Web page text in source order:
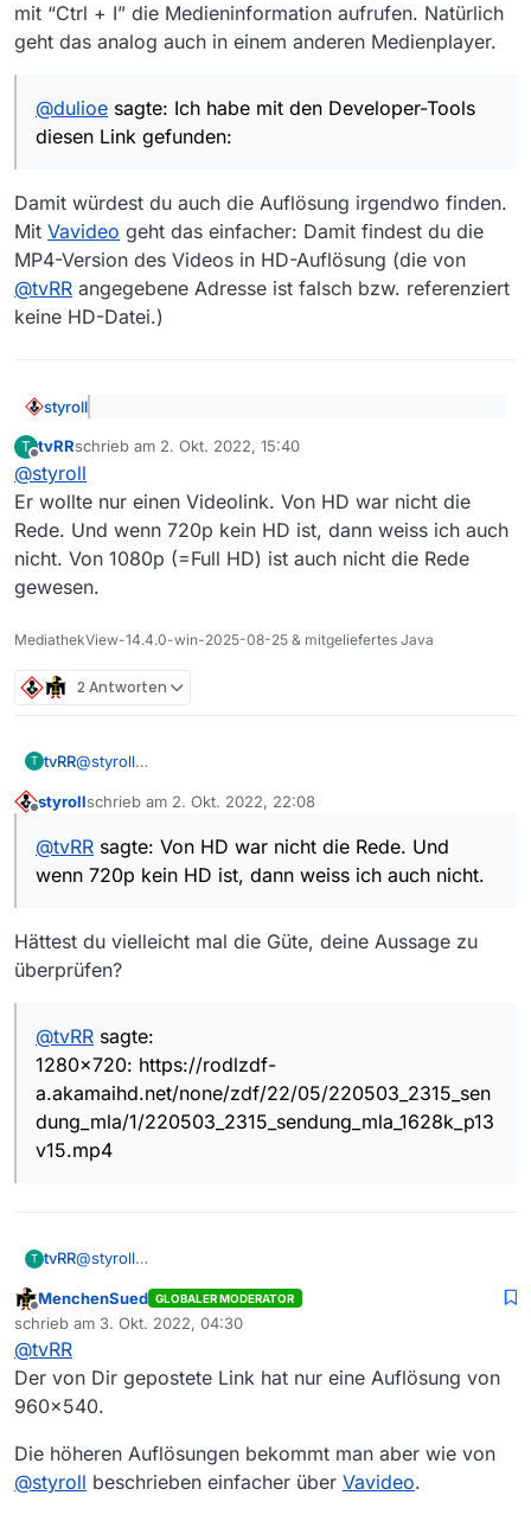
mit “Ctrl + I” die Medieninformation aufrufen. Natürlich
geht das analog auch in einem anderen Medienplayer.
@dulioe sagte: Ich habe mit den Developer-Tools
diesen Link gefunden:
Damit würdest du auch die Auflösung irgendwo finden.
Mit Vavideo geht das einfacher: Damit findest du die
MP4-Version des Videos in HD-Auflösung (die von
@tvRR angegebene Adresse ist falsch bzw. referenziert
keine HD-Datei.)
styroll
ist, weiß ich nicht, in welcher Auflösung dieses
mit “Ctrl + I” die Medieninformation aufrufen. Natürlich
geht das analog auch in einem anderen Medienplayer.
@dulioesagte: Ich habe mit den Developer-Tools
diesen Link gefunden:
Damit würdest du auch die Auflösung irgendwo finden.
Mit
@tvRRangegebene Adresse ist falsch bzw. referenziert
T
Offline
tvRRschrieb am 2. Okt. 2022, 15:40
zuletzt editiert von
@styroll
Er wollte nur einen Videolink. Von HD war nicht die
Rede. Und wenn 720p kein HD ist, dann weiss ich auch
nicht. Von 1080p (=Full HD) ist auch nicht die Rede
gewesen.
MediathekView-14.4.0-win-2025-08-25 & mitgeliefertes Java
2 Antworten
T tvRR@styroll
Und wenn 720p kein HD ist, dann weiss ich auch nicht.
styrollschrieb am 2. Okt. 2022, 22:08
zuletzt editiert von
@tvRR sagte: Von HD war nicht die Rede. Und
wenn 720p kein HD ist, dann weiss ich auch nicht.
Hättest du vielleicht mal die Güte, deine Aussage zu
überprüfen?
@tvRR sagte:
1280x720: https://rodlzdf-
a.akamaihd.net/none/zdf/22/05/220503_2315_sen
dung_mla/1/220503_2315_sendung_mla_1628k_p13
v15.mp4
T tvRR@styroll
Und wenn 720p kein HD ist, dann weiss ich auch nicht.
Von 1080p (=Full HD) ist auch nicht die Rede gewesen.
Offline
MenchenSued GLOBALER MODERATOR
schrieb am 3. Okt. 2022, 04:30
zuletzt editiert von
@tvRR
Der von Dir gepostete Link hat nur eine Auflösung von
960x540.
Die höheren Auflösungen bekommt man aber wie von
@styroll beschrieben einfacher über Vavideo.